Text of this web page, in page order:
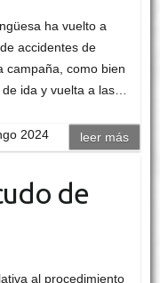
ha vuelto a
accidentes de
campaña, como bien
ida y vuelta a las…
2024 leer más
de
al procedimiento